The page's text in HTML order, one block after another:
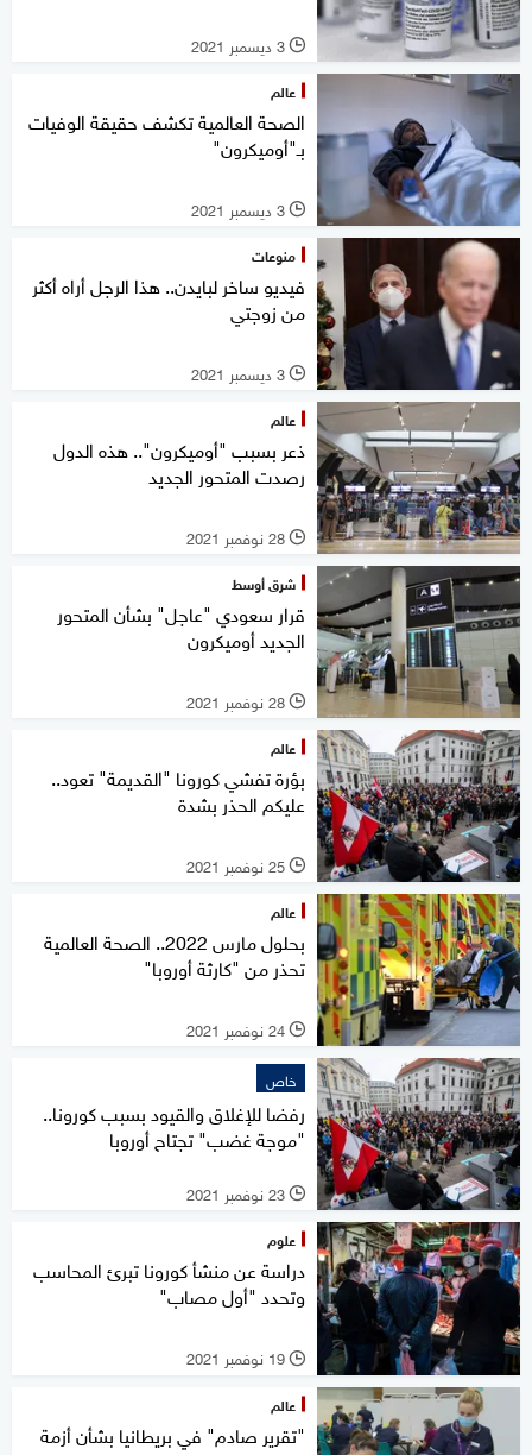
l 3 ديسمبر 2021
عالم
الصحة العالمية تكشف حقيقة الوفيات
بـ"أوميكرون"
l 3 ديسمبر 2021
منوعات
فيديو ساخر لبايدن.. هذا الرجل أراه أكثر
من زوجتي
l 3 ديسمبر 2021
عالم
ذعر بسبب "أوميكرون".. هذه الدول
رصدت المتحور الجديد
l 28 نوفمبر 2021
شرق أوسط
قرار سعودي "عاجل" بشأن المتحور
الجديد أوميكرون
l 28 نوفمبر 2021
عالم
بؤرة تفشي كورونا "القديمة" تعود..
عليكم الحذر بشدة
l 25 نوفمبر 2021
عالم
بحلول مارس 2022.. الصحة العالمية
تحذر من "كارثة أوروبا"
l 24 نوفمبر 2021
خاص
رفضا للإغلاق والقيود بسبب كورونا..
"موجة غضب" تجتاح أوروبا
l 23 نوفمبر 2021
علوم
دراسة عن منشأ كورونا تبرئ المحاسب
وتحدد "أول مصاب"
l 19 نوفمبر 2021
عالم
"تقرير صادم" في بريطانيا بشأن أزمة